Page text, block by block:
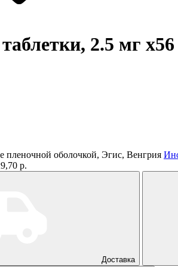
2.5 мг x56
пленочной оболочкой, Эгис, Венгрия
р.
Доставка